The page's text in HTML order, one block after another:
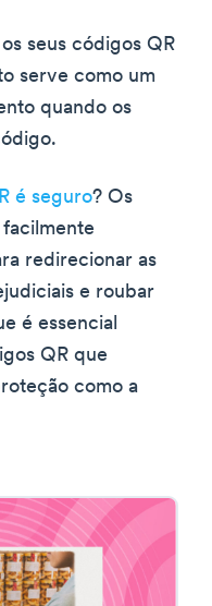
seus códigos QR
serve como um
quando os
é seguro? Os
redirecionar as
e roubar
é essencial
QR que
como a